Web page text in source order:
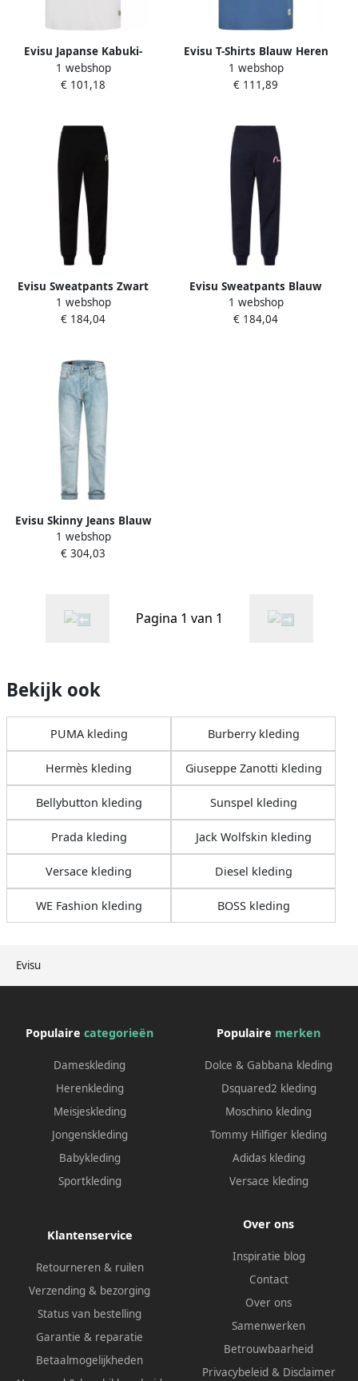
Evisu
Evisu Japanse Kabuki-
geïnspireerde T-shirt met
Mount Fuji grafische print
1 webshop
€ 101,18
Evisu T-Shirts Blauw Heren
1 webshop
€ 111,89
Evisu Sweatpants Zwart
Heren
1 webshop
€ 184,04
Evisu Sweatpants Blauw
Heren
1 webshop
€ 184,04
Evisu Skinny Jeans Blauw
Heren
1 webshop
€ 304,03
Pagina 1 van 1
Bekijk ook
PUMA kleding Burberry kleding
Hermès kleding Giuseppe Zanotti kleding
Bellybutton kleding Sunspel kleding
Prada kleding Jack Wolfskin kleding
Versace kleding Diesel kleding
WE Fashion kleding BOSS kleding
Populaire categorieën
Dameskleding
Herenkleding
Meisjeskleding
Jongenskleding
Babykleding
Sportkleding
Populaire merken
Dolce & Gabbana kleding
Dsquared2 kleding
Moschino kleding
Tommy Hilfiger kleding
Adidas kleding
Versace kleding
Klantenservice
Retourneren & ruilen
Verzending & bezorging
Status van bestelling
Garantie & reparatie
Betaalmogelijkheden
Over ons
Inspiratie blog
Contact
Over ons
Samenwerken
Betrouwbaarheid
Privacybeleid & Disclaimer